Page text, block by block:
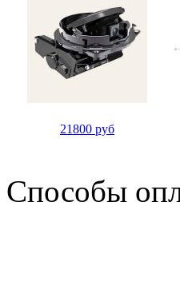
21800 руб
Способы